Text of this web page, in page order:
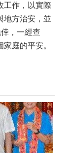
工作，以實際
地方治安，並
，一經查
庭的平安。